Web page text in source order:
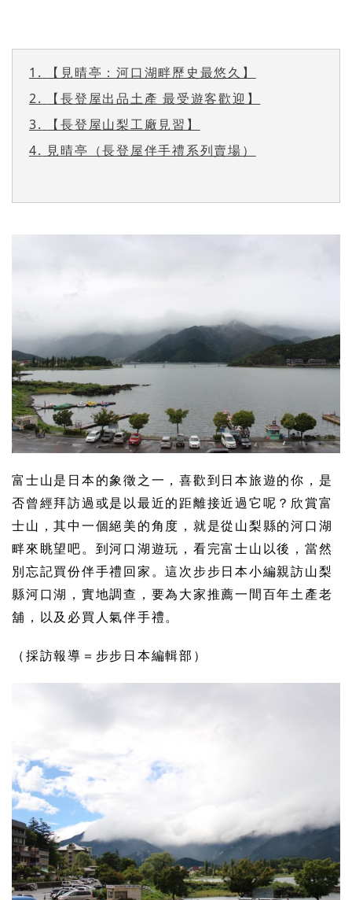
1.
【見晴亭：河口湖畔歷史最悠久】
2.
【長登屋出品土產 最受遊客歡迎】
3.
【長登屋山梨工廠見習】
4. 見晴亭（長登屋伴手禮系列賣場）
富士山是日本的象徵之一，喜歡到日本旅遊的你，是
否曾經拜訪過或是以最近的距離接近過它呢？欣賞富
士山，其中一個絕美的角度，就是從山梨縣的河口湖
畔來眺望吧。到河口湖遊玩，看完富士山以後，當然
別忘記買份伴手禮回家。這次步步日本小編親訪山梨
縣河口湖，實地調查，要為大家推薦一間百年土產老
舖，以及必買人氣伴手禮。
（採訪報導＝步步日本編輯部）